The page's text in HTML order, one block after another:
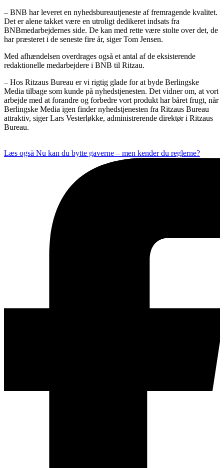
– BNB har leveret en nyhedsbureautjeneste af fremragende kvalitet.
Det er alene takket være en utroligt dedikeret indsats fra
BNBmedarbejdernes side. De kan med rette være stolte over det, de
har præsteret i de seneste fire år, siger Tom Jensen.
Med afhændelsen overdrages også et antal af de eksisterende
redaktionelle medarbejdere i BNB til Ritzau.
– Hos Ritzaus Bureau er vi rigtig glade for at byde Berlingske
Media tilbage som kunde på nyhedstjenesten. Det vidner om, at vort
arbejde med at forandre og forbedre vort produkt har båret frugt, når
Berlingske Media igen finder nyhedstjenesten fra Ritzaus Bureau
attraktiv, siger Lars Vesterløkke, administrerende direktør i Ritzaus
Bureau.
Læs også Nu kan du bytte gaverne – men kender du reglerne?